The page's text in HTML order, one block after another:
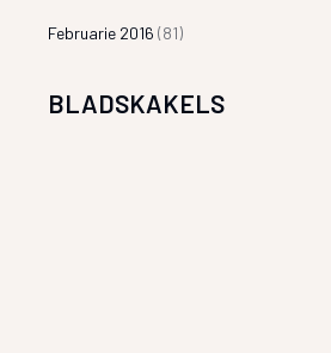
Februarie 2016 (81)
BLADSKAKELS